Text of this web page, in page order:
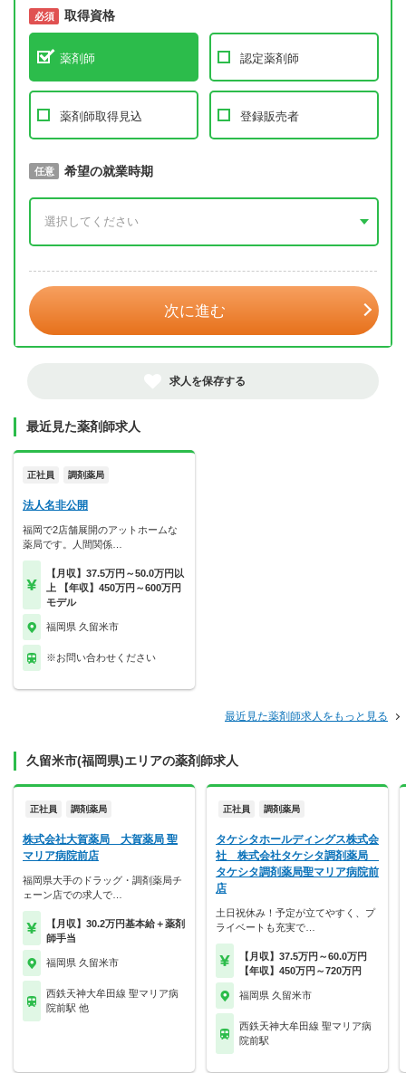
必須 取得資格
薬剤師 認定薬剤師
薬剤師取得見込 登録販売者
必須 取得予定年
任意 希望の就業時期
次に進む
求人を保存する
最近見た薬剤師求人
正社員 調剤薬局
法人名非公開
福岡で2店舗展開のアットホームな
薬局です。人間関係…
【月収】37.5万円～50.0万円以
上 【年収】450万円～600万円
モデル
福岡県 久留米市
※お問い合わせください
最近見た薬剤師求人をもっと見る
久留米市(福岡県)エリアの薬剤師求人
正社員 調剤薬局
株式会社大賀薬局 大賀薬局 聖
マリア病院前店
福岡県大手のドラッグ・調剤薬局チ
ェーン店での求人で…
【月収】30.2万円基本給＋薬剤
師手当
福岡県 久留米市
西鉄天神大牟田線 聖マリア病
院前駅 他
正社員 調剤薬局
タケシタホールディングス株式会
社 株式会社タケシタ調剤薬局
タケシタ調剤薬局聖マリア病院前
店
土日祝休み！予定が立てやすく、プ
ライベートも充実で…
【月収】37.5万円～60.0万円
【年収】450万円～720万円
福岡県 久留米市
西鉄天神大牟田線 聖マリア病
院前駅